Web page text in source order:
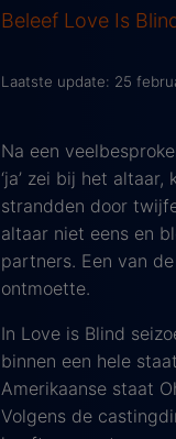
Beleef Love Is
Laatste update: 25
Na een
‘ja’ zei bij het
strandden door
altaar niet eens en
partners. Een van
ontmoette.
In Love is Blind
binnen een hele
Amerikaanse staat
Volgens de